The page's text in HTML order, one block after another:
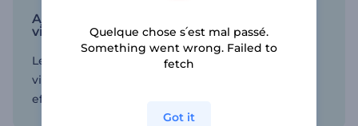
Ajoutez des éléments interactifs à vos
vidéos de formation
Les éléments interactifs peuvent rendre vos
vidéos de formation plus attrayantes et plus
efficaces.
Quelque chose s՛est mal passé.
Something went wrong. Failed to
fetch
Got it